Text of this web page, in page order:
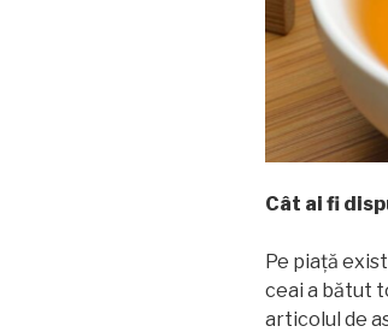
Cât ai fi
Pe piață
ceai a bătut
articolul de